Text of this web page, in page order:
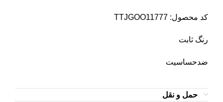
کد محصول: TTJGOO11777
رنگ ثابت
ضدحساسیت
حمل و نقل